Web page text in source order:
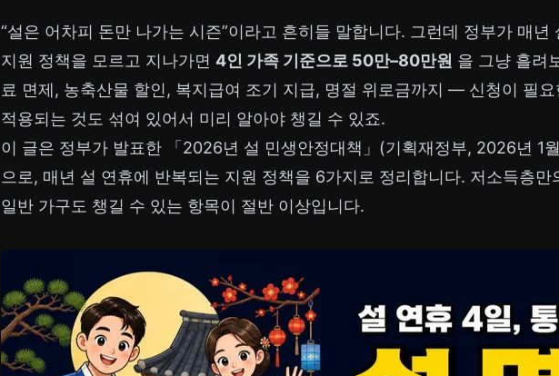
“설은 어차피 돈만 나가는 시즌”이라고 흔히들 말합니다. 그런데 정부가 매년
지원 정책을 모르고 지나가면 4인 가족 기준으로 50만–80만원 을 그냥 흘려
료 면제, 농축산물 할인, 복지급여 조기 지급, 명절 위로금까지 — 신청이 필요
적용되는 것도 섞여 있어서 미리 알아야 챙길 수 있죠.
이 글은 정부가 발표한 「2026년 설 민생안정대책」(기획재정부, 2026년 1
으로, 매년 설 연휴에 반복되는 지원 정책을 6가지로 정리합니다. 저소득층만
일반 가구도 챙길 수 있는 항목이 절반 이상입니다.